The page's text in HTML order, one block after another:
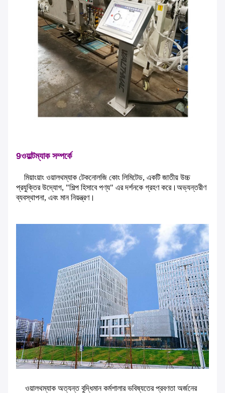
9ওয়াল্টম্যাক সম্পর্কে
মিয়াংয়াং ওয়ালথম্যাক টেকনোলজি কোং লিমিটেড, একটি জাতীয় উচ্চ
প্রযুক্তির উদ্যোগ, "শিল্প হিসাবে পণ্য" এর দর্শনকে গ্রহণ করে।অভ্যন্তরীণ
ব্যবস্থাপনা, এবং মান নিয়ন্ত্রণ।
ওয়ালথম্যাক অত্যন্ত বুদ্ধিমান কর্মশালার ভবিষ্যতের প্রবণতা অর্জনের